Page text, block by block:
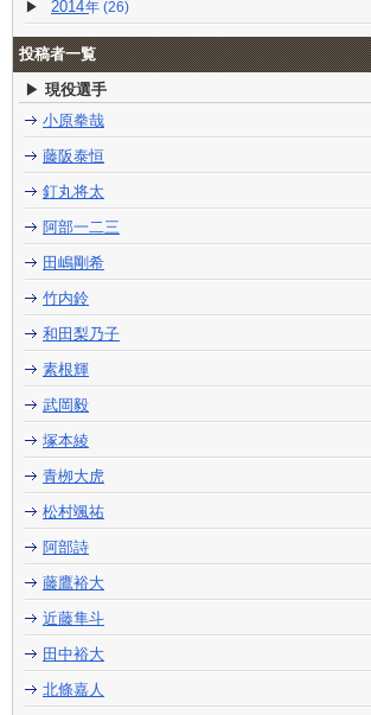
2014 (26)
投稿者一覧
現役選手
小原拳哉
藤阪泰恒
釘丸将太
阿部一二三
田嶋剛希
竹内鈴
和田梨乃子
素根輝
武岡毅
塚本綾
青栁大虎
松村颯祐
阿部詩
藤鷹裕大
近藤隼斗
田中裕大
北條嘉人